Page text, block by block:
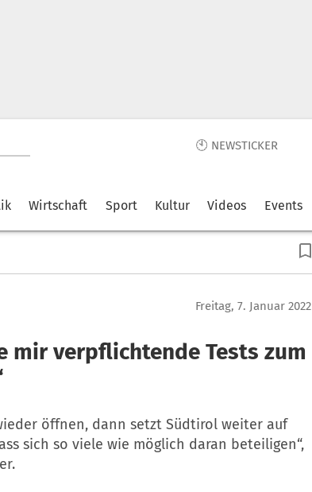
🕙 NEWSTICKER
Wirtschaft Sport Kultur Videos Events
Freitag, 7. Januar 2022
mir verpflichtende Tests zum
öffnen, dann setzt Südtirol weiter auf
sich so viele wie möglich daran beteiligen“,